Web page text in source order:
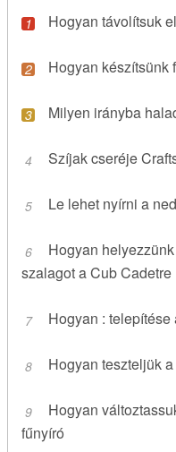
Hogyan távolítsuk
Hogyan készítsünk
Milyen irányba
Szíjak cseréje
Le lehet nyírni a
Hogyan
szalagot a Cub Cadetre
Hogyan :
Hogyan teszteljük
Hogyan
fűnyíró